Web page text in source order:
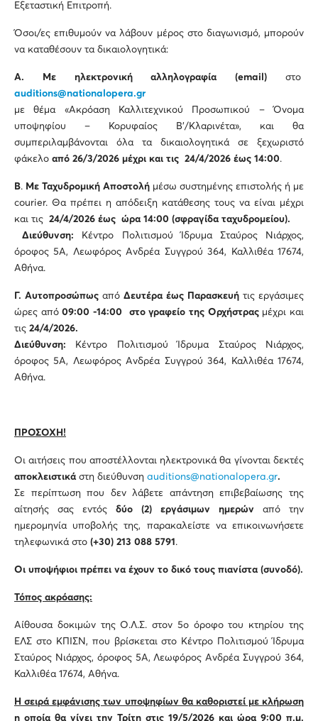
Εξεταστική Επιτροπή.
Όσοι/ες επιθυμούν να λάβουν μέρος στο διαγωνισμό, μπορούν
να καταθέσουν τα δικαιολογητικά:
Α. Με ηλεκτρονική αλληλογραφία (email )στο
auditions@nationalopera.gr
με θέμα «Ακρόαση Καλλιτεχνικού Προσωπικού – Όνομα
υποψηφίου – Κορυφαίος Β’/Κλαρινέτα», και θα
συμπεριλαμβάνονται όλα τα δικαιολογητικά σε ξεχωριστό
φάκελο από 26/3/2026 μέχρι και τις 24/4/2026 έως 14:00.
Β. Με Ταχυδρομική Αποστολή μέσω συστημένης επιστολής ή με
courier. Θα πρέπει η απόδειξη κατάθεσης τους να είναι μέχρι
και τις 24/4/2026 έως ώρα 14:00 (σφραγίδα ταχυδρομείου).
Διεύθυνση: Κέντρο Πολιτισμού Ίδρυμα Σταύρος Νιάρχος,
όροφος 5Α, Λεωφόρος Ανδρέα Συγγρού 364, Καλλιθέα 17674,
Αθήνα.
Γ. Αυτοπροσώπως από Δευτέρα έως Παρασκευή τις εργάσιμες
ώρες από09:00 -14:00 στο γραφείο της Ορχήστρας μέχρι και
τις 24/4/2026.
Διεύθυνση: Κέντρο Πολιτισμού Ίδρυμα Σταύρος Νιάρχος,
όροφος 5Α, Λεωφόρος Ανδρέα Συγγρού 364, Καλλιθέα 17674,
Αθήνα.
ΠΡΟΣΟΧΗ!
Οι αιτήσεις που αποστέλλονται ηλεκτρονικά θα γίνονται δεκτές
αποκλειστικάστη διεύθυνση auditions@nationalopera.gr.
Σε περίπτωση που δεν λάβετε απάντηση επιβεβαίωσης της
αίτησής σας εντός δύο (2) εργάσιμων ημερών από την
ημερομηνία υποβολής της, παρακαλείστε να επικοινωνήσετε
τηλεφωνικά στο (+30) 213 088 5791 .
Οι υποψήφιοι πρέπει να έχουν το δικό τους πιανίστα (συνοδό).
Τόπος ακρόασης:
Αίθουσα δοκιμών της Ο.Λ.Σ. στον 5ο όροφο του κτηρίου της
ΕΛΣ στο ΚΠΙΣΝ, που βρίσκεται στο Κέντρο Πολιτισμού Ίδρυμα
Σταύρος Νιάρχος, όροφος 5Α, Λεωφόρος Ανδρέα Συγγρού 364,
Καλλιθέα 17674, Αθήνα.
H σειρά εμφάνισης των υποψηφίων θα καθοριστεί με κλήρωση
η οποία θα γίνει την Τρίτη στις 19/5/2026 και ώρα 9:00 π.μ.